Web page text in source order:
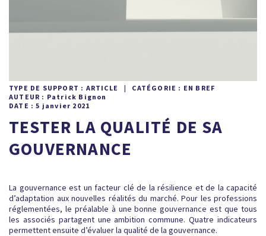
TYPE DE SUPPORT : ARTICLE | CATÉGORIE : EN BREF
AUTEUR : Patrick Bignon
DATE : 5 janvier 2021
TESTER LA QUALITÉ DE SA
GOUVERNANCE
La gouvernance est un facteur clé de la résilience et de la capacité
d’adaptation aux nouvelles réalités du marché. Pour les professions
réglementées, le préalable à une bonne gouvernance est que tous
les associés partagent une ambition commune. Quatre indicateurs
permettent ensuite d’évaluer la qualité de la gouvernance.